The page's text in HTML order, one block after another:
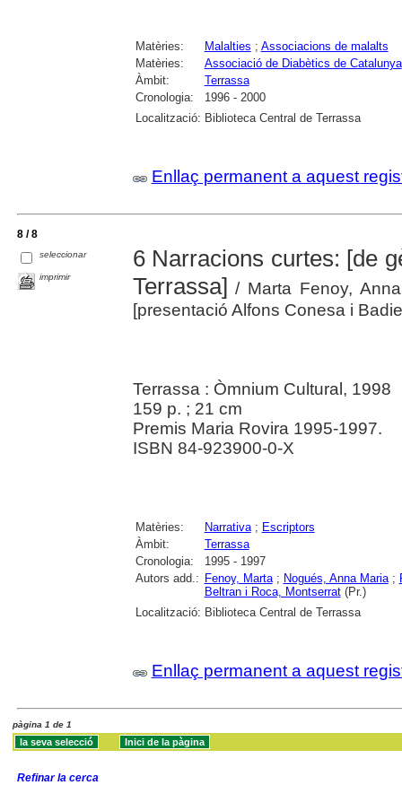
Matèries: Malalties ; Associacions de malalts
Matèries:
Associació de Diabètics de Catalunya
Àmbit:
Terrassa
Cronologia:
1996 - 2000
Localització: Biblioteca Central de Terrassa
Enllaç permanent a aquest
8 / 8
seleccionar
imprimir
6 Narracions curtes: [de
Terrassa] / Marta Fenoy,
[presentació Alfons Conesa i
Terrassa : Òmnium Cultural, 1998
159 p. ; 21 cm
Premis Maria Rovira 1995-1997.
ISBN 84-923900-0-X
Matèries: Narrativa; Escriptors
Àmbit:
Terrassa
Cronologia:
1995 - 1997
Autors add.: Fenoy, Marta; Nogués, Anna Maria;
Beltran i Roca, Montserrat(Pr.)
Localització: Biblioteca Central de Terrassa
Enllaç permanent a aquest
pàgina 1 de 1
Refinar la cerca